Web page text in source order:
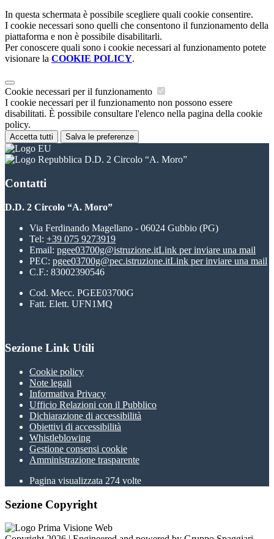
In questa schermata è possibile scegliere quali cookie consentire.
I cookie necessari sono quelli che consentono il funzionamento della
piattaforma e non è possibile disabilitarli.
Per conoscere quali sono i cookie necessari al funzionamento potete
visionare la COOKIE POLICY.
Cookie necessari per il funzionamento
I cookie necessari per il funzionamento non possono essere
disabilitati. È possibile consultare l'elenco nella pagina della cookie
policy.
Accetta tutti Salva le preferenze
D.D. 2 Circolo “A. Moro”
Contatti
D.D. 2 Circolo “A. Moro”
Via Ferdinando Magellano - 06024 Gubbio (PG)
Tel: +39 075 9273919
Email: pgee03700g@istruzione.itLink per inviare una mail
PEC: pgee03700g@pec.istruzione.itLink per inviare una mail
C.F.: 83002390546
Cod. Mecc. PGEE03700G
Fatt. Elett. UFN1MQ
Sezione Link Utili
Cookie policy
Note legali
Informativa Privacy
Ufficio Relazioni con il Pubblico
Dichiarazione di accessibilità
Obiettivi di accessibilità
Whistleblowing
Gestione consensi cookie
Amministrazione trasparente
Pagina visualizzata 274 volte
Sezione Copyright